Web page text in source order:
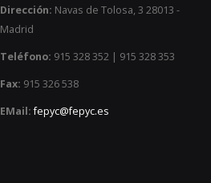
Dirección: Navas de Tolosa, 3 28013 -
Madrid
Teléfono: 915 328 352 | 915 328 353
Fax: 915 326 538
EMail: fepyc@fepyc.es